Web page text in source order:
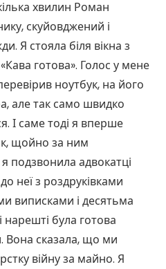
хвилин Роман
скуйовджений і
Я стояла біля вікна з
готова». Голос у мене
ноутбук, на його
але так само швидко
І саме тоді я вперше
щойно за ним
подзвонила адвокатці
неї з роздруківками
виписками і десятьма
була готова
Вона сказала, що ми
війну за майно. Я